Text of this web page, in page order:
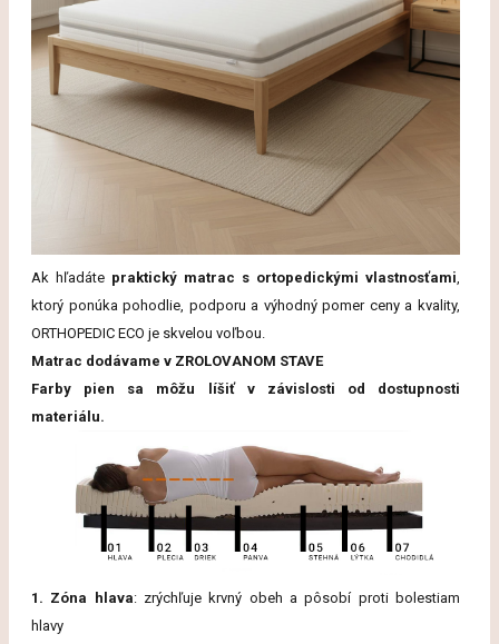
Ak hľadáte praktický matrac s ortopedickými vlastnosťami,
ktorý ponúka pohodlie, podporu a výhodný pomer ceny a kvality,
ORTHOPEDIC ECO je skvelou voľbou.
Matrac dodávame v ZROLOVANOM STAVE
Farby pien sa môžu líšiť v závislosti od dostupnosti
materiálu.
1. Zóna hlava: zrýchľuje krvný obeh a pôsobí proti bolestiam
hlavy